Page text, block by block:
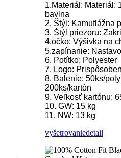
1.Materiál: Materiál:
bavlna
2. Štýl: Kamuflážna
3. Štýl priezoru:
4.očko: Výšivka na
5.zapínanie:
6. Potítko: Polyester
7. Logo:
8. Balenie: 50ks/
200ks/kartón
9. Veľkosť kartónu:
10. GW: 15 kg
11. NW: 13 kg
vyšetrovaniedetail